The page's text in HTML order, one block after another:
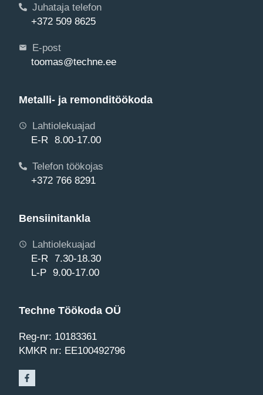
Juhataja telefon
+372 509 8625
E-post
toomas@techne.ee
Metalli- ja remonditöökoda
Lahtiolekuajad
E-R 8.00-17.00
Telefon töökojas
+372 766 8291
Bensiinitankla
Lahtiolekuajad
E-R 7.30-18.30
L-P 9.00-17.00
Techne Töökoda OÜ
Reg-nr: 10183361
KMKR nr: EE100492796